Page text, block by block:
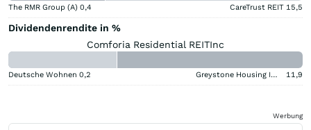
The RMR Group (A) 0,4 CareTrust REIT 15,5
Dividendenrendite in %
Comforia Residential REITInc
Deutsche Wohnen 0,2 Greystone Housing Impact Investors LP Benef Unit Cert 11,9
Werbung